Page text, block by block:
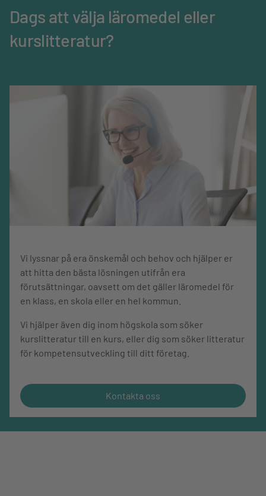
Ämne Matematik
Mediatyp Bok
52
Dags att välja läromedel eller
kurslitteratur?
Vi lyssnar på era önskemål och behov och hjälper er
att hitta den bästa lösningen utifrån era
förutsättningar, oavsett om det gäller läromedel för
en klass, en skola eller en hel kommun.
Vi hjälper även dig inom högskola som söker
kurslitteratur till en kurs, eller dig som söker litteratur
för kompetensutveckling till ditt företag.
Kontakta oss